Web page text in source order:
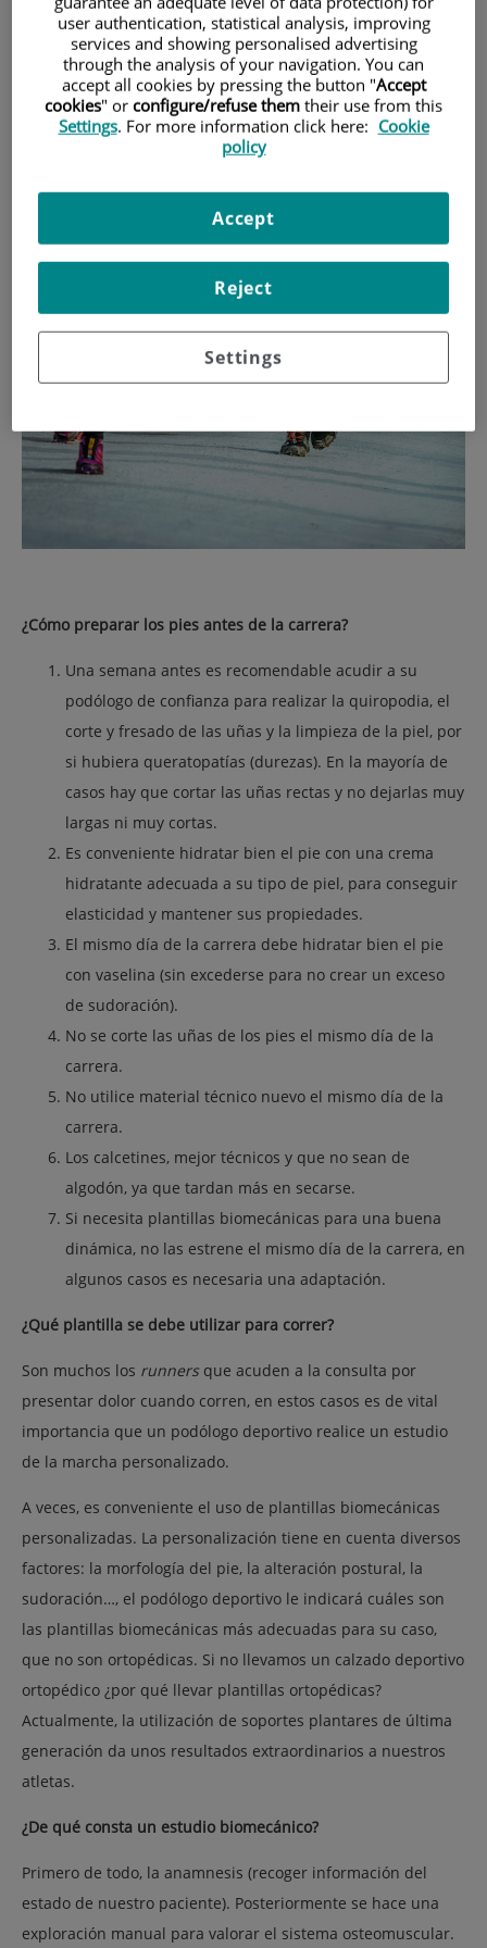
evitar lesiones y no tener que abandonar
antes de llegar a la meta.
El Dr. Daniel Mayral, del Institut de Podologia Daniel Mayral
nos ha dado unas recomendaciones para que el dolor de
pies no arruine tu carrera.
¿Cómo preparar los pies antes de la carrera?
Una semana antes es recomendable acudir a su
podólogo de confianza para realizar la quiropodia, el
corte y fresado de las uñas y la limpieza de la piel, por
si hubiera queratopatías (durezas). En la mayoría de
casos hay que cortar las uñas rectas y no dejarlas muy
largas ni muy cortas.
Es conveniente hidratar bien el pie con una crema
hidratante adecuada a su tipo de piel, para conseguir
elasticidad y mantener sus propiedades.
El mismo día de la carrera debe hidratar bien el pie
con vaselina (sin excederse para no crear un exceso
de sudoración).
No se corte las uñas de los pies el mismo día de la
carrera.
No utilice material técnico nuevo el mismo día de la
carrera.
Los calcetines, mejor técnicos y que no sean de
algodón, ya que tardan más en secarse.
Si necesita plantillas biomecánicas para una buena
dinámica, no las estrene el mismo día de la carrera, en
algunos casos es necesaria una adaptación.
¿Qué plantilla se debe utilizar para correr?
Son muchos los runnersque acuden a la consulta por
presentar dolor cuando corren, en estos casos es de vital
importancia que un podólogo deportivo realice un estudio
de la marcha personalizado.
A veces, es conveniente el uso de plantillas biomecánicas
personalizadas. La personalización tiene en cuenta diversos
factores: la morfología del pie, la alteración postural, la
sudoración…, el podólogo deportivo le indicará cuáles son
las plantillas biomecánicas más adecuadas para su caso,
que no son ortopédicas. Si no llevamos un calzado deportivo
ortopédico ¿por qué llevar plantillas ortopédicas?
Actualmente, la utilización de soportes plantares de última
generación da unos resultados extraordinarios a nuestros
atletas.
¿De qué consta un estudio biomecánico?
Primero de todo, la anamnesis (recoger información del
estado de nuestro paciente). Posteriormente se hace una
exploración manual para valorar el sistema osteomuscular.
user authentication, statistical analysis, improving
services and showing personalised advertising
through the analysis of your navigation. You can
accept all cookies by pressing the button "Accept
cookies" or configure/refuse them their use from this
Settings. For more information click here: Cookie
policy
Settings
Reject
Accept